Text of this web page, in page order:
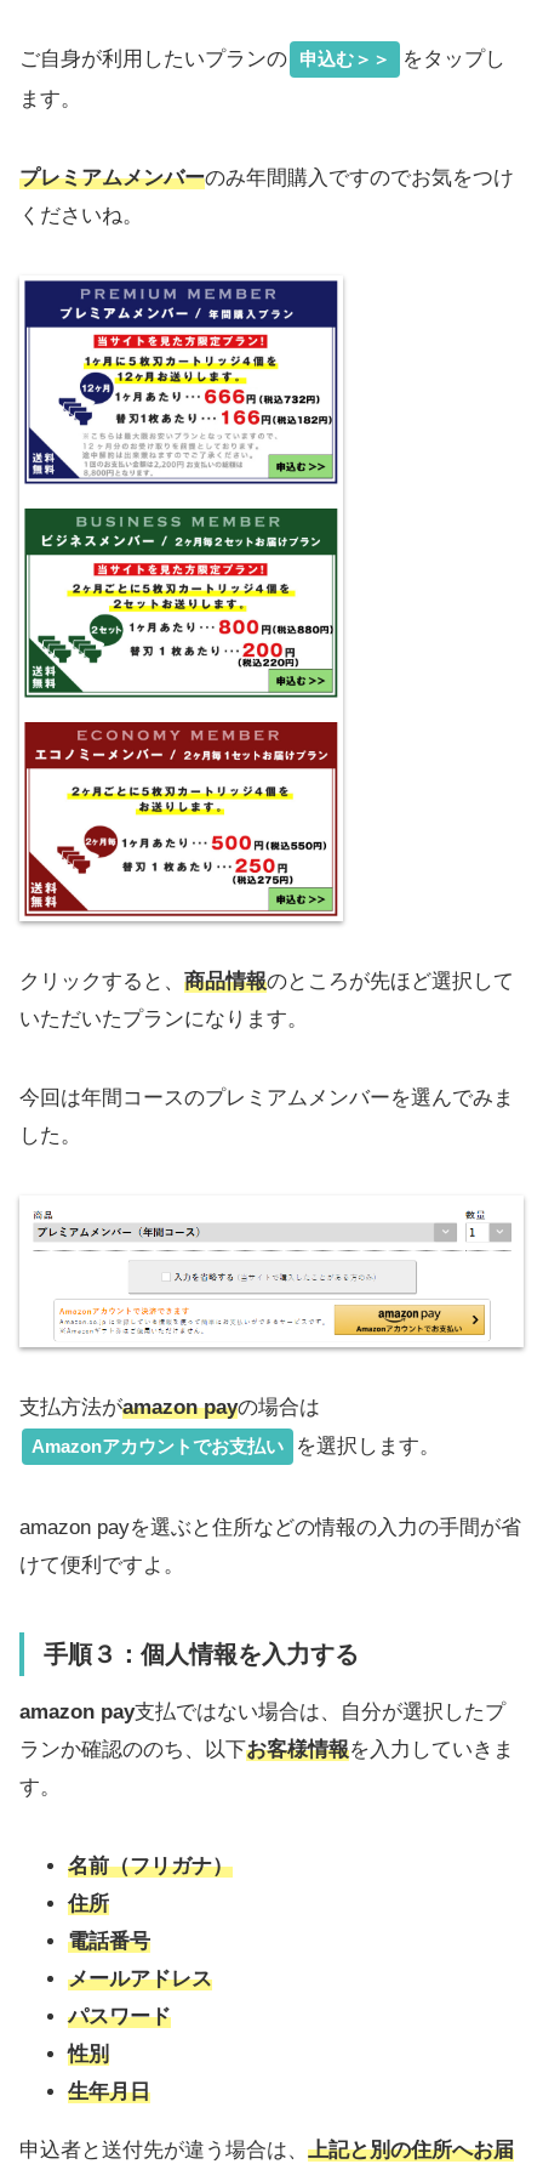
ご自身が利用したいプランの 申込む＞＞
をタップし
ます。
プレミアムメンバーのみ年間購入ですのでお気をつけ
くださいね。
クリックすると、 商品情報のところが先ほど選択して
いただいたプランになります。
今回は年間コースのプレミアムメンバーを選んでみま
した。
支払方法がamazon payの場合は
Amazonアカウントでお支払い を選択します。
amazon payを選ぶと住所などの情報の入力の手間が省
けて便利ですよ。
手順３：個人情報を入力する
amazon pay支払ではない場合は、自分が選択したプ
ランか確認ののち、以下お客様情報を入力していきま
す。
名前（フリガナ）
住所
電話番号
メールアドレス
パスワード
性別
生年月日
申込者と送付先が違う場合は、 上記と別の住所へお届